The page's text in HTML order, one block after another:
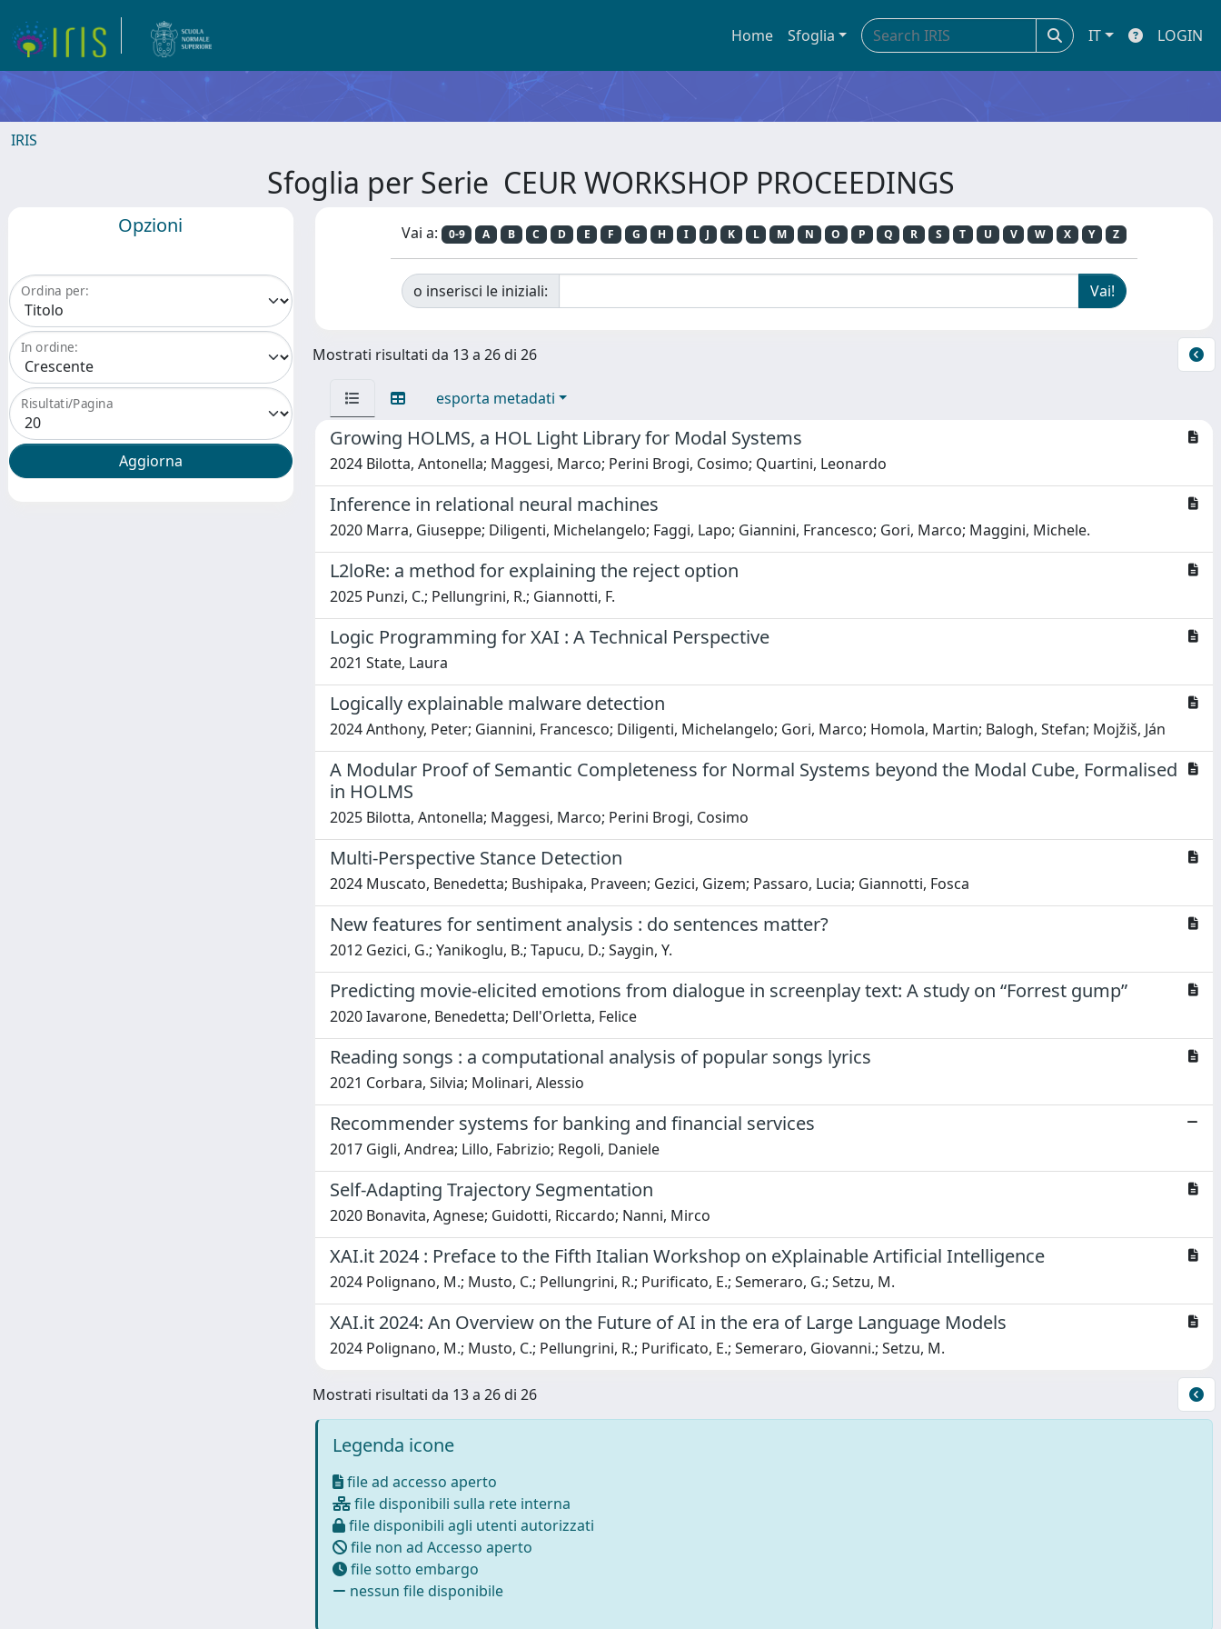
Home Sfoglia IT LOGIN
IRIS
Sfoglia per Serie CEUR WORKSHOP PROCEEDINGS
Opzioni
Ordina per:
In ordine:
Risultati/Pagina
Vai a: 0-9 A B C D E F G H I J K L M N O P Q R S T U V W X Y Z
o inserisci le iniziali:
Mostrati risultati da 13 a 26 di 26
esporta metadati
Growing HOLMS, a HOL Light Library for Modal Systems
2024 Bilotta, Antonella; Maggesi, Marco; Perini Brogi, Cosimo; Quartini, Leonardo
Inference in relational neural machines
2020 Marra, Giuseppe; Diligenti, Michelangelo; Faggi, Lapo; Giannini, Francesco; Gori, Marco; Maggini, Michele.
L2loRe: a method for explaining the reject option
2025 Punzi, C.; Pellungrini, R.; Giannotti, F.
Logic Programming for XAI : A Technical Perspective
2021 State, Laura
Logically explainable malware detection
2024 Anthony, Peter; Giannini, Francesco; Diligenti, Michelangelo; Gori, Marco; Homola, Martin; Balogh, Stefan; Mojžiš, Ján
A Modular Proof of Semantic Completeness for Normal Systems beyond the Modal Cube, Formalised
in HOLMS
2025 Bilotta, Antonella; Maggesi, Marco; Perini Brogi, Cosimo
Multi-Perspective Stance Detection
2024 Muscato, Benedetta; Bushipaka, Praveen; Gezici, Gizem; Passaro, Lucia; Giannotti, Fosca
New features for sentiment analysis : do sentences matter?
2012 Gezici, G.; Yanikoglu, B.; Tapucu, D.; Saygin, Y.
Predicting movie-elicited emotions from dialogue in screenplay text: A study on “Forrest gump”
2020 Iavarone, Benedetta; Dell'Orletta, Felice
Reading songs : a computational analysis of popular songs lyrics
2021 Corbara, Silvia; Molinari, Alessio
Recommender systems for banking and financial services
2017 Gigli, Andrea; Lillo, Fabrizio; Regoli, Daniele
Self-Adapting Trajectory Segmentation
2020 Bonavita, Agnese; Guidotti, Riccardo; Nanni, Mirco
XAI.it 2024 : Preface to the Fifth Italian Workshop on eXplainable Artificial Intelligence
2024 Polignano, M.; Musto, C.; Pellungrini, R.; Purificato, E.; Semeraro, G.; Setzu, M.
XAI.it 2024: An Overview on the Future of AI in the era of Large Language Models
2024 Polignano, M.; Musto, C.; Pellungrini, R.; Purificato, E.; Semeraro, Giovanni.; Setzu, M.
Mostrati risultati da 13 a 26 di 26
Legenda icone
file ad accesso aperto
file disponibili sulla rete interna
file disponibili agli utenti autorizzati
file non ad Accesso aperto
file sotto embargo
nessun file disponibile